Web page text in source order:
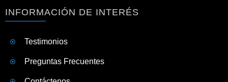
INFORMACIÓN DE INTERÉS
Testimonios
Preguntas Frecuentes